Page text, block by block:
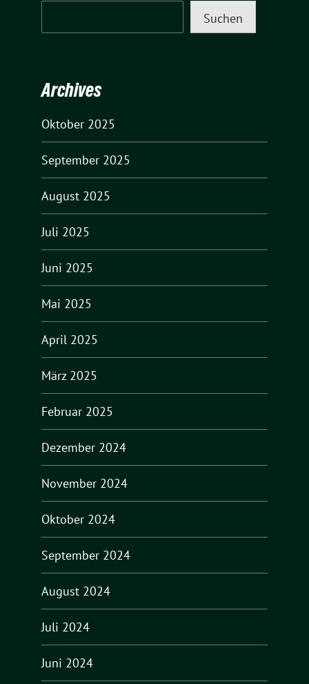
Suchen
Archives
Oktober 2025
September 2025
August 2025
Juli 2025
Juni 2025
Mai 2025
April 2025
März 2025
Februar 2025
Dezember 2024
November 2024
Oktober 2024
September 2024
August 2024
Juli 2024
Juni 2024